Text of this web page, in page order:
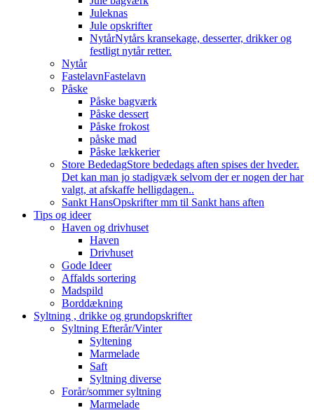
Juleknas
Jule opskrifter
NytårNytårs kransekage, desserter, drikker og
festligt nytår retter.
Nytår
FastelavnFastelavn
Påske
Påske bagværk
Påske dessert
Påske frokost
påske mad
Påske lækkerier
Store BededagStore bededags aften spises der hveder.
Det kan man jo stadigvæk selvom der er nogen der har
valgt, at afskaffe helligdagen..
Sankt HansOpskrifter mm til Sankt hans aften
Tips og ideer
Haven og drivhuset
Haven
Drivhuset
Gode Ideer
Affalds sortering
Madspild
Borddækning
Syltning , drikke og grundopskrifter
Syltning Efterår/Vinter
Syltening
Marmelade
Saft
Syltning diverse
Forår/sommer syltning
Marmelade